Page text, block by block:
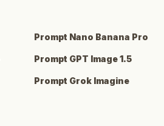
Prompt Nano Banana Pro
Prompt GPT Image 1.5
Prompt Grok Imagine